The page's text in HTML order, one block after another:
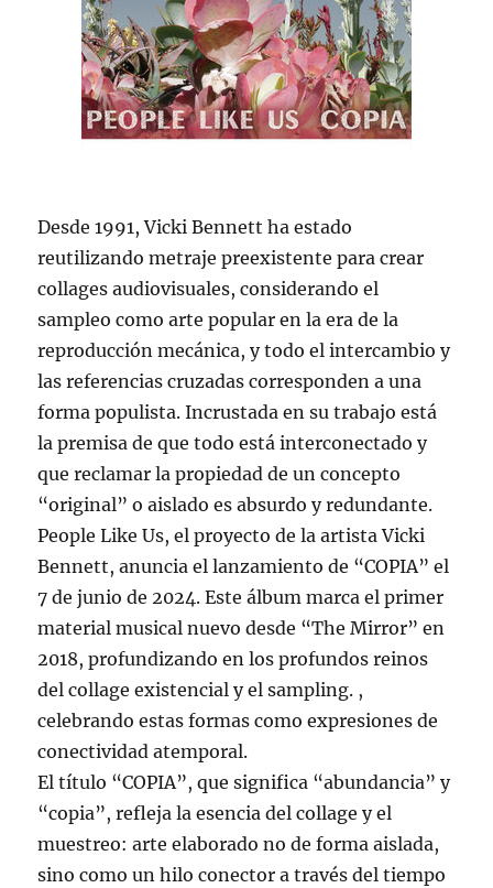
Desde 1991, Vicki Bennett ha estado
reutilizando metraje preexistente para crear
collages audiovisuales, considerando el
sampleo como arte popular en la era de la
reproducción mecánica, y todo el intercambio y
las referencias cruzadas corresponden a una
forma populista. Incrustada en su trabajo está
la premisa de que todo está interconectado y
que reclamar la propiedad de un concepto
“original” o aislado es absurdo y redundante.
People Like Us, el proyecto de la artista Vicki
Bennett, anuncia el lanzamiento de “COPIA” el
7 de junio de 2024. Este álbum marca el primer
material musical nuevo desde “The Mirror” en
2018, profundizando en los profundos reinos
del collage existencial y el sampling. ,
celebrando estas formas como expresiones de
conectividad atemporal.
El título “COPIA”, que significa “abundancia” y
“copia”, refleja la esencia del collage y el
muestreo: arte elaborado no de forma aislada,
sino como un hilo conector a través del tiempo